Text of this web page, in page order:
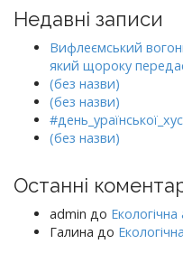
Недавні записи
Вифлеємський
який щороку
(без назви)
(без назви)
(без назви)
Останні
admin до
Галина до